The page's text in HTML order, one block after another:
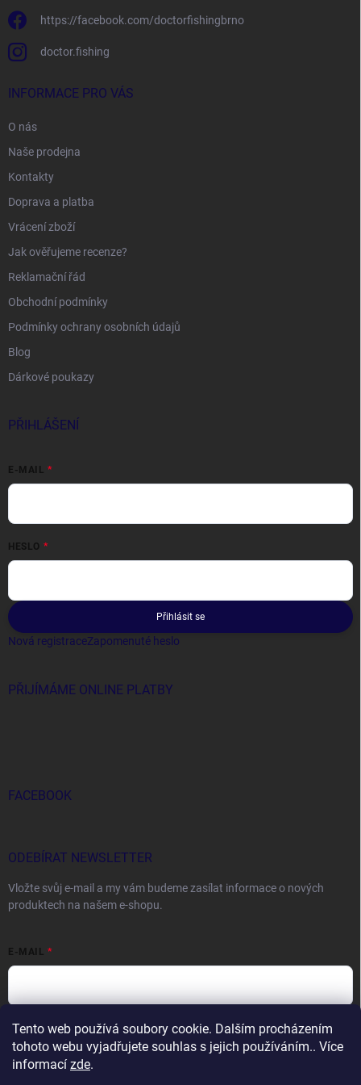
Tento web používá soubory cookie. Dalším procházením
tohoto webu vyjadřujete souhlas s jejich používáním.. Více
informací zde.
https://facebook.com/doctorfishingbrno
doctor.fishing
INFORMACE PRO VÁS
O nás
Naše prodejna
Kontakty
Doprava a platba
Vrácení zboží
Jak ověřujeme recenze?
Reklamační řád
Obchodní podmínky
Podmínky ochrany osobních údajů
Blog
Dárkové poukazy
PŘIHLÁŠENÍ
E-MAIL
HESLO
Přihlásit se
Nová registraceZapomenuté heslo
PŘIJÍMÁME ONLINE PLATBY
FACEBOOK
ODEBÍRAT NEWSLETTER
Vložte svůj e-mail a my vám budeme zasílat informace o nových
produktech na našem e-shopu.
E-MAIL
Vložením e-mailu souhlasíte spodmínkami ochrany osobních údajů
Přihlásit se